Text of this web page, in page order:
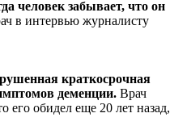
человек забывает, что он
в интервью журналисту
краткосрочная
деменции. Врач
его обидел еще 20 лет назад,